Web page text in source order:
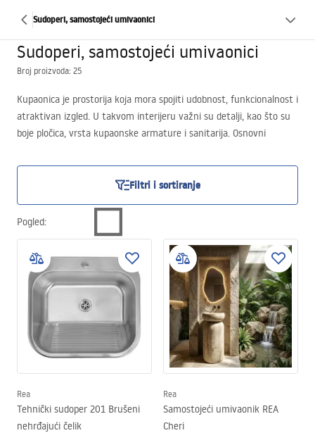
Sudoperi, samostojeći umivaonici
Sudoperi, samostojeći umivaonici
Broj proizvoda: 25
Kupaonica je prostorija koja mora spojiti udobnost, funkcionalnost i
atraktivan izgled. U takvom interijeru važni su detalji, kao što su
boje pločica, vrsta kupaonske armature i sanitarija. Osnovni
utjecaj na udobnost korištenja prostora. Na tržištu su dostupne
ugradbene varijante ili samostojeći umivaonici, koji postaju sve
popularniji.
Filtri i sortiranje
Pogled:
Rea
Tehnički sudoper 201 Brušeni
nehrđajući čelik
Rea
Samostojeći umivaonik REA
Cheri